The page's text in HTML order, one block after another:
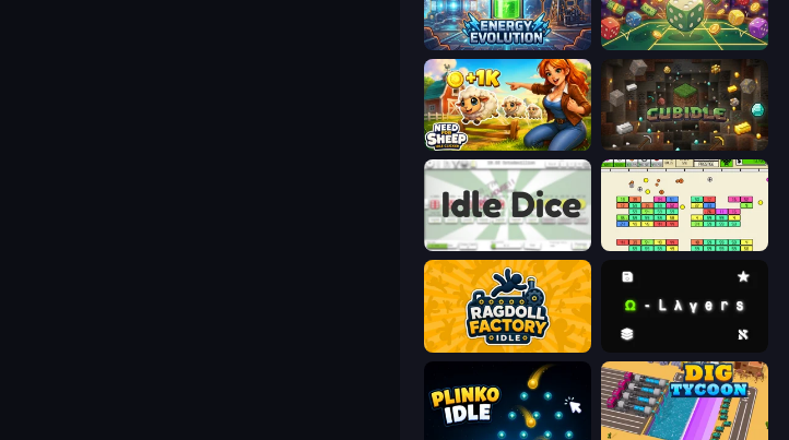
Energy Evolution Just One More Roll
Need for Sheep: Idle Clicker Cubidle
Idle Dice Idle Breakout
Ragdoll Factory Idle Omega Layers